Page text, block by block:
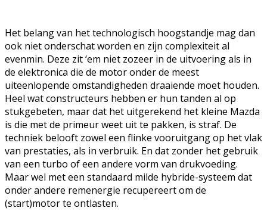
Het belang van het technologisch hoogstandje mag dan
ook niet onderschat worden en zijn complexiteit al
evenmin. Deze zit ‘em niet zozeer in de uitvoering als in
de elektronica die de motor onder de meest
uiteenlopende omstandigheden draaiende moet houden.
Heel wat constructeurs hebben er hun tanden al op
stukgebeten, maar dat het uitgerekend het kleine Mazda
is die met de primeur weet uit te pakken, is straf. De
techniek belooft zowel een flinke vooruitgang op het vlak
van prestaties, als in verbruik. En dat zonder het gebruik
van een turbo of een andere vorm van drukvoeding.
Maar wel met een standaard milde hybride-systeem dat
onder andere remenergie recupereert om de
(start)motor te ontlasten.